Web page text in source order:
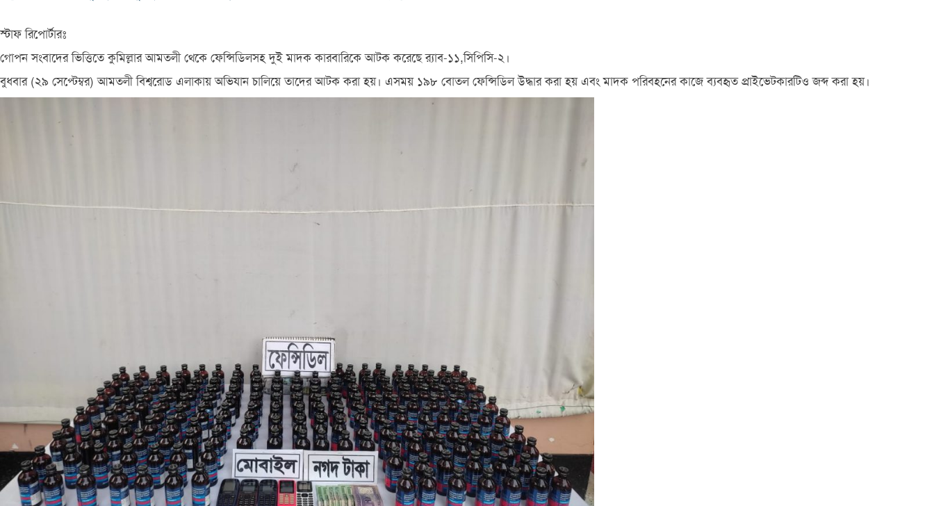
স্টাফ রিপোর্টারঃ
গোপন সংবাদের ভিত্তিতে কুমিল্লার আমতলী থেকে ফেন্সিডিলসহ দুই মাদক কারবারিকে আটক করেছে র‌্যাব-১১,সিপিসি-২।
বুধবার (২৯ সেপ্টেম্বর) আমতলী বিশ্বরোড এলাকায় অভিযান চালিয়ে তাদের আটক করা হয়। এসময় ১৯৮ বোতল ফেন্সিডিল উদ্ধার করা হয় এবং মাদক পরিবহনের কাজে ব্যবহৃত প্রাইভেটকারটিও জব্দ করা হয়।